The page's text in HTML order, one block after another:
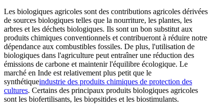
Les biologiques agricoles sont des contributions agricoles dérivées
de sources biologiques telles que la nourriture, les plantes, les
arbres et les déchets biologiques. Ils sont un bon substitut aux
produits chimiques conventionnels et contribueront à réduire notre
dépendance aux combustibles fossiles. De plus, l'utilisation de
biologiques dans l'agriculture peut entraîner une réduction des
émissions de carbone et maintenir l'équilibre écologique. Le
marché en Inde est relativement plus petit que le
synthétiqueindustrie des produits chimiques de protection des
cultures. Certains des principaux produits biologiques agricoles
sont les biofertilisants, les biopsitides et les biostimulants.